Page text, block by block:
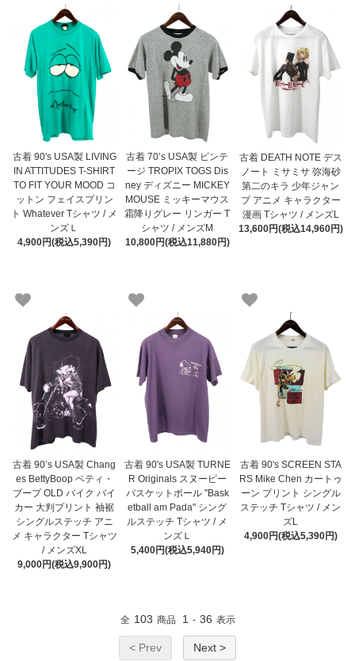
古着 90's USA製 LIVING
IN ATTITUDES T-SHIRT
TO FIT YOUR MOOD コ
ットン フェイスプリン
ト Whatever Tシャツ / メ
ンズＬ
4,900円(税込5,390円)
古着 70’s USA製 ビンテ
ージ TROPIX TOGS Dis
ney ディズニー MICKEY
MOUSE ミッキーマウス
霜降りグレー リンガー T
シャツ / メンズM
10,800円(税込11,880円)
古着 DEATH NOTE デス
ノート ミサミサ 弥海砂
第二のキラ 少年ジャン
プ アニメ キャラクター
漫画 Tシャツ / メンズL
13,600円(税込14,960円)
古着 90’s USA製 Chang
es BettyBoop ベティ・
ブープ OLD バイク バイ
カー 大判プリント 袖裾
シングルステッチ アニ
メ キャラクター Tシャツ
/ メンズXL
9,000円(税込9,900円)
古着 90's USA製 TURNE
R Originals スヌーピー
バスケットボール "Bask
etball am Pada" シング
ルステッチ Tシャツ / メ
ンズＬ
5,400円(税込5,940円)
古着 90's SCREEN STA
RS Mike Chen カートゥ
ーン プリント シングル
ステッチ Tシャツ / メン
ズL
4,900円(税込5,390円)
全 103 商品 1 - 36 表示
< Prev Next >